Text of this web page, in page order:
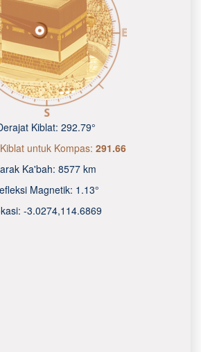
Kiblat: 292.79°
untuk Kompas: 291.66
Ka'bah: 8577 km
Magnetik: 1.13°
-3.0274,114.6870